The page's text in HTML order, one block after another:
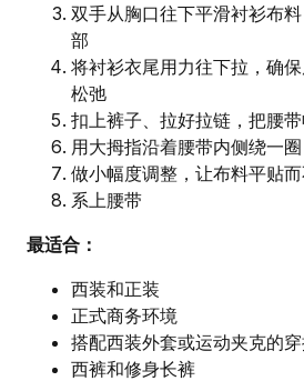
双手从胸口往下平滑衬衫布
部
将衬衫衣尾用力往下拉，确
松弛
扣上裤子、拉好拉链，把腰
用大拇指沿着腰带内侧绕一
做小幅度调整，让布料平贴
系上腰带
最适合：
西装和正装
正式商务环境
搭配西装外套或运动夹克的
西裤和修身长裤